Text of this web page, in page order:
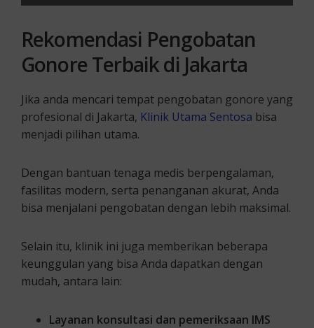
Rekomendasi Pengobatan
Gonore Terbaik di Jakarta
Jika anda mencari tempat pengobatan gonore yang
profesional di Jakarta, Klinik Utama Sentosa bisa
menjadi pilihan utama.
Dengan bantuan tenaga medis berpengalaman,
fasilitas modern, serta penanganan akurat, Anda
bisa menjalani pengobatan dengan lebih maksimal.
Selain itu, klinik ini juga memberikan beberapa
keunggulan yang bisa Anda dapatkan dengan
mudah, antara lain:
Layanan konsultasi dan pemeriksaan IMS